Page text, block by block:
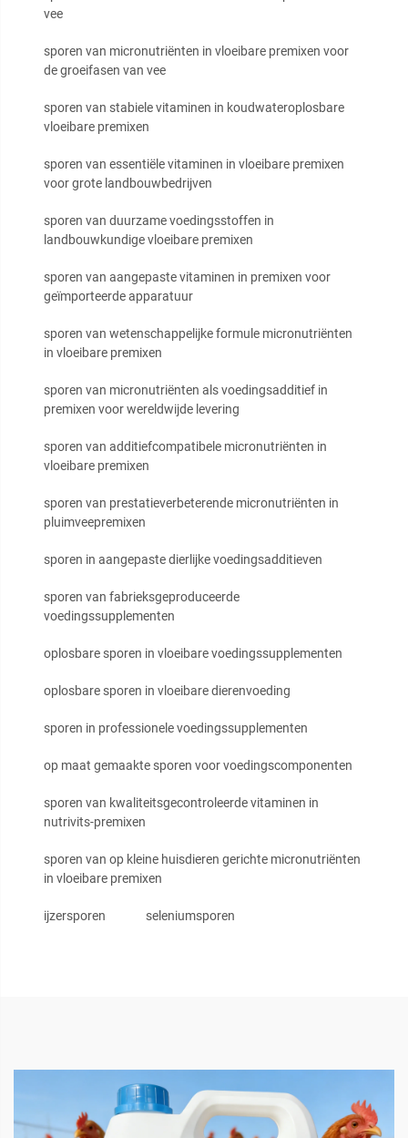
vee
sporen van micronutriënten in vloeibare premixen voor
de groeifasen van vee
sporen van stabiele vitaminen in koudwateroplosbare
vloeibare premixen
sporen van essentiële vitaminen in vloeibare premixen
voor grote landbouwbedrijven
sporen van duurzame voedingsstoffen in
landbouwkundige vloeibare premixen
sporen van aangepaste vitaminen in premixen voor
geïmporteerde apparatuur
sporen van wetenschappelijke formule micronutriënten
in vloeibare premixen
sporen van micronutriënten als voedingsadditief in
premixen voor wereldwijde levering
sporen van additiefcompatibele micronutriënten in
vloeibare premixen
sporen van prestatieverbeterende micronutriënten in
pluimveepremixen
sporen in aangepaste dierlijke voedingsadditieven
sporen van fabrieksgeproduceerde
voedingssupplementen
oplosbare sporen in vloeibare voedingssupplementen
oplosbare sporen in vloeibare dierenvoeding
sporen in professionele voedingssupplementen
op maat gemaakte sporen voor voedingscomponenten
sporen van kwaliteitsgecontroleerde vitaminen in
nutrivits-premixen
sporen van op kleine huisdieren gerichte micronutriënten
in vloeibare premixen
ijzersporen seleniumsporen